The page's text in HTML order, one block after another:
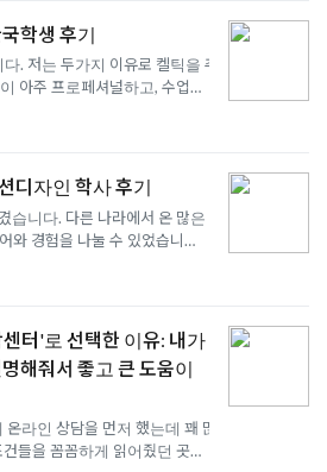
학생 후기
. 저는 두가지 이유로 켈틱을 추
아주 프로페셔널하고, 수업의
이 아주 좋았어요.
디자인 학사 후기
습니다. 다른 나라에서 온 많은
경험을 나눌 수 있었습니다.
터'로 선택한 이유: 내가
해줘서 좋고 큰 도움이
인 상담을 먼저 했는데 꽤 많
들을 꼼꼼하게 읽어줬던 곳이